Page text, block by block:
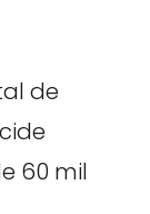
de
60 mil